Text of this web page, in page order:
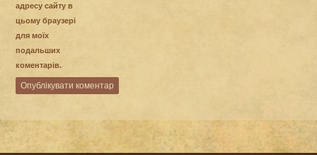
адресу сайту в
цьому браузері
для моїх
подальших
коментарів.